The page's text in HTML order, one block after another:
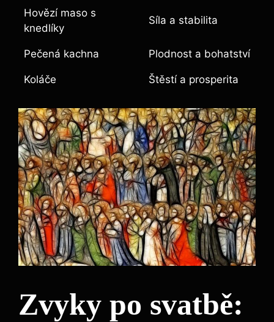
Hovězí maso s
knedlíky
Síla a stabilita
Pečená kachna Plodnost a bohatství
Koláče Štěstí a prosperita
Zvyky po svatbě: